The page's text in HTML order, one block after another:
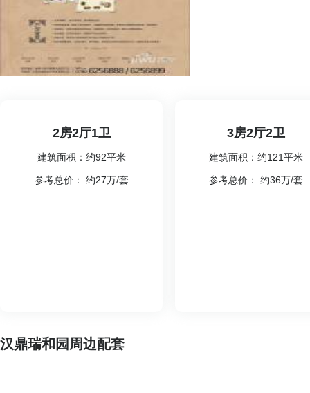
2房2厅1卫
建筑面积：约92平米
参考总价： 约27万/套
3房2厅2卫
建筑面积：约121平米
参考总价： 约36万/套
汉鼎瑞和园周边配套